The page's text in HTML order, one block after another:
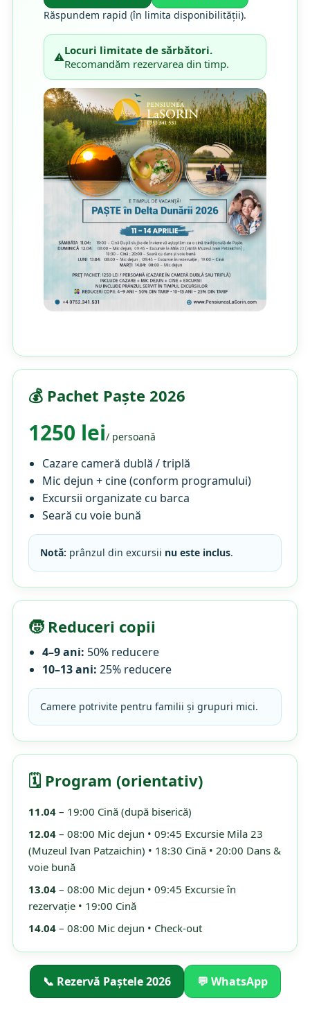
Răspundem rapid (în limita disponibilității).
⚠️Locuri limitate de sărbători.
Recomandăm rezervarea din timp.
💰 Pachet Paște 2026
1250 lei/ persoană
Cazare cameră dublă / triplă
Mic dejun + cine (conform programului)
Excursii organizate cu barca
Seară cu voie bună
Notă: prânzul din excursii nu este inclus.
🧒 Reduceri copii
4–9 ani: 50% reducere
10–13 ani: 25% reducere
Camere potrivite pentru familii și grupuri mici.
🗓 Program (orientativ)
11.04 – 19:00 Cină (după biserică)
12.04 – 08:00 Mic dejun • 09:45 Excursie Mila 23
(Muzeul Ivan Patzaichin) • 18:30 Cină • 20:00 Dans &
voie bună
13.04 – 08:00 Mic dejun • 09:45 Excursie în
rezervație • 19:00 Cină
14.04 – 08:00 Mic dejun • Check-out
📞 Rezervă Paștele 2026 💬 WhatsApp